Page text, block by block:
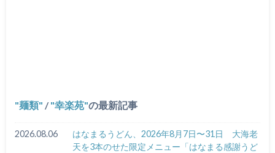
麺類 / 幸楽苑 の最新記事
2026.08.06
はなまるうどん、2026年8月7日〜31日 大海老
天を3本のせた限定メニュー「はなまる感謝うど